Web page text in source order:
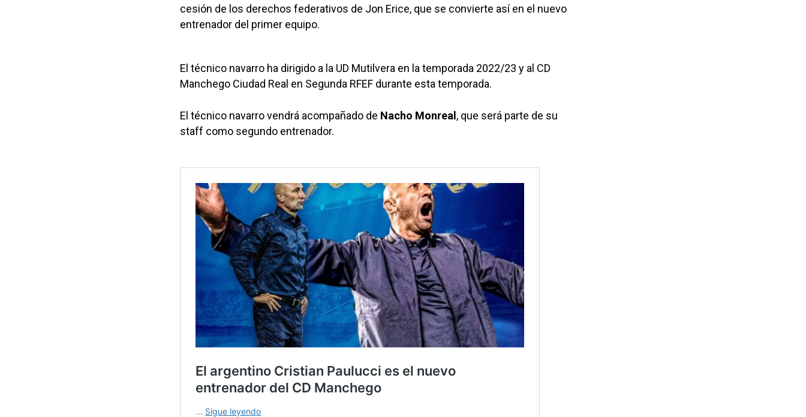
cesión de los derechos federativos de Jon Erice, que se convierte así en el nuevo
entrenador del primer equipo.
El técnico navarro ha dirigido a la UD Mutilvera en la temporada 2022/23 y al CD
Manchego Ciudad Real en Segunda RFEF durante esta temporada.
El técnico navarro vendrá acompañado de Nacho Monreal, que será parte de su
staff como segundo entrenador.